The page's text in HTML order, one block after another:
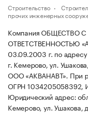
Строительство
прочих инженерных
Компания ОБЩЕСТВО
ОТВЕТСТВЕННОСТЬЮ
03.09.2003 г. по
г. Кемерово, ул.
ООО «АКВАНАВТ». При
ОГРН 1034205058392,
Юридический адрес:
Кемерово, ул. Ушакова,